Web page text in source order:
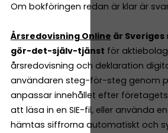
Om bokföringen redan är klar är
Årsredovisning Online är
gör-det-själv-tjänst för
årsredovisning och deklaration
användaren steg-för-steg genom
anpassar innehållet efter
att läsa in en SIE-fil, eller använda
hämtas siffrorna automatiskt och